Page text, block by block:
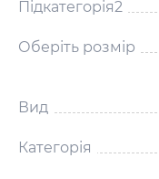
Підкатегорія2
Оберіть розмір
Вид
Категорія